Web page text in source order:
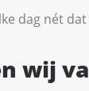
dag nét
wij